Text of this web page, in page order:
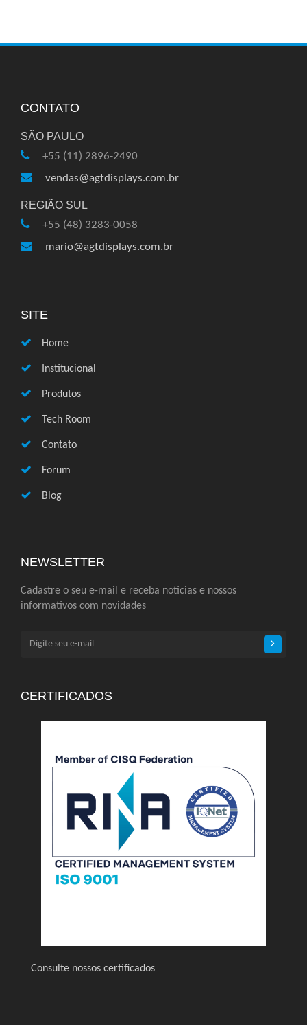
CONTATO
SÃO PAULO
+55 (11) 2896-2490
vendas@agtdisplays.com.br
REGIÃO SUL
+55 (48) 3283-0058
mario@agtdisplays.com.br
SITE
Home
Institucional
Produtos
Tech Room
Contato
Forum
Blog
NEWSLETTER
Cadastre o seu e-mail e receba noticias e nossos
informativos com novidades
CERTIFICADOS
Consulte nossos certificados